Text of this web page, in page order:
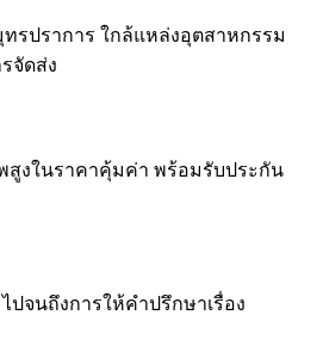
รปราการ ใกล้แหล่งอุตสาหกรรม
จัดส่ง
งในราคาคุ้มค่า พร้อมรับประกัน
ปจนถึงการให้คำปรึกษาเรื่อง